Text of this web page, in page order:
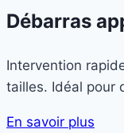
Débarras
Intervention
tailles. Idéal pour
En savoir plus